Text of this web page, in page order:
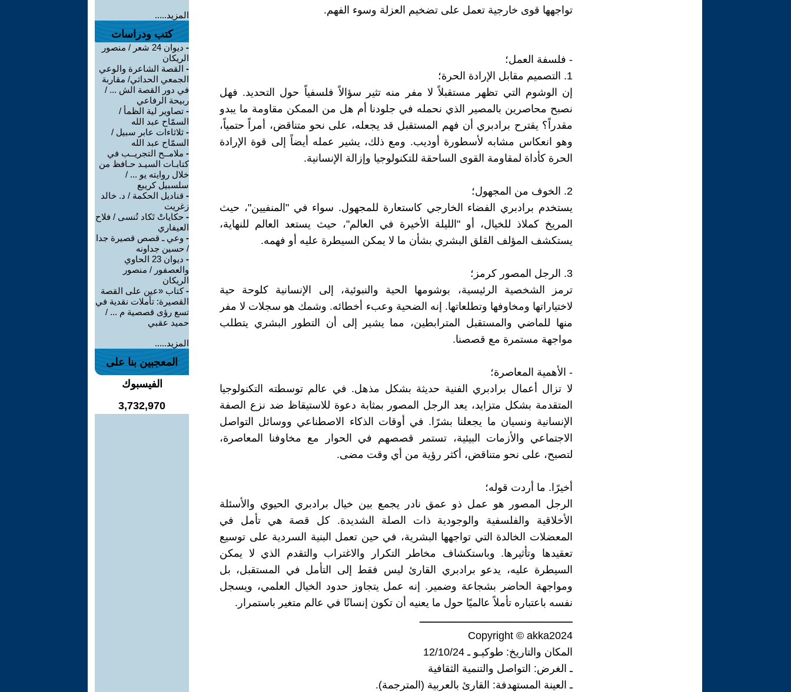
تواجهها قوى خارجية تعمل على تضخيم العزلة وسوء الفهم.
- فلسفة العمل؛
1. التصميم مقابل الإرادة الحرة؛
إن الوشوم التي تظهر مستقبلاً لا مفر منه تثير سؤالاً فلسفياً حول التحديد. فهل
نصبح محاصرين بالمصير الذي نحمله في جلودنا أم هل من الممكن مقاومة ما يبدو
مقدراً؟ يقترح برادبري أن فهم المستقبل قد يجعله، على نحو متناقض، أمراً حتمياً،
وهو انعكاس مشابه لأسطورة أوديب. ومع ذلك، يشير عمله أيضاً إلى قوة الإرادة
الحرة كأداة لمقاومة القوى الساحقة للتكنولوجيا وإزالة الإنسانية.
2. الخوف من المجهول؛
يستخدم برادبري الفضاء الخارجي كاستعارة للمجهول. سواء في "المنفيين"، حيث
المريخ كملاذ للخيال، أو "الليلة الأخيرة في العالم"، حيث يستعد العالم للنهاية،
يستكشف المؤلف القلق البشري بشأن ما لا يمكن السيطرة عليه أو فهمه.
3. الرجل المصور كرمز؛
ترمز الشخصية الرئيسية، بوشومها الحية والنبوئية، إلى الإنسانية كلوحة حية
لاختياراتها ومخاوفها وتطلعاتها. إنه الضحية وعبء أخطائه. وشمك هو سجلات لا مفر
منها للماضي والمستقبل المترابطين، مما يشير إلى أن التطور البشري يتطلب
مواجهة مستمرة مع قصصنا.
- الأهمية المعاصرة؛
لا تزال أعمال برادبري الفنية حديثة بشكل مذهل. في عالم توسطته التكنولوجيا
المتقدمة بشكل متزايد، يعد الرجل المصور بمثابة دعوة للاستيقاظ ضد نزع الصفة
الإنسانية ونسيان ما يجعلنا بشرًا. في أوقات الذكاء الاصطناعي ووسائل التواصل
الاجتماعي والأزمات البيئية، تستمر قصصهم في الحوار مع مخاوفنا المعاصرة،
لتصبح، على نحو متناقض، أكثر رؤية من أي وقت مضى.
أخيرًا. ما أردت قوله؛
الرجل المصور هو عمل ذو عمق نادر يجمع بين خيال برادبري الحيوي والأسئلة
الأخلاقية والفلسفية والوجودية ذات الصلة الشديدة. كل قصة هي تأمل في
المعضلات الخالدة التي تواجهها البشرية، في حين تعمل البنية السردية على توسيع
تعقيدها وتأثيرها. وباستكشاف مخاطر التكرار والاغتراب والتقدم الذي لا يمكن
السيطرة عليه، يدعو برادبري القارئ ليس فقط إلى التأمل في المستقبل، بل
ومواجهة الحاضر بشجاعة وضمير. إنه عمل يتجاوز حدود الخيال العلمي، ويسجل
نفسه باعتباره تأملاً عالميًا حول ما يعنيه أن تكون إنسانًا في عالم متغير باستمرار.
ــــــــــــــــــــــــــــــــــــــــــــــــــــ
Copyright © akka2024
المكان والتاريخ: طوكيـو ـ 12/10/24
ـ الغرض: التواصل والتنمية الثقافية
ـ العينة المستهدفة: القارئ بالعربية (المترجمة).
المزيد.....
كتب ودراسات
-
ديوان 24 شعر / منصور
الريكان
- القصة الشاعرة والوعي
الجمعي الحداثي/ مقاربة
في دور القصة الش ... /
ربيحة الرفاعي
- تصاوير لية الظمأ /
السمّاح عبد الله
- ثلاثاءات عابر سبيل /
السمّاح عبد الله
- ملامــح التجريــب في
كتابـات السيـد حـافظ من
خلال روايته يو ... /
سلسبيل كريبع
- قناديل الحكمة / د. خالد
زغريت
- حكاياتْ تَكاد تُنسى / فلاح
العيفاري
- وعي ـ قصص قصيرة جدا
/ حسين جداونه
-
ديوان 23 الحاوي
والعصفور / منصور
الريكان
-كتاب «عين على القصة
القصيرة: تأملات نقدية في
تسع رؤى قصصية م ... /
حميد عقبي
المزيد.....
المعجبين بنا على
الفيسبوك
3,732,970